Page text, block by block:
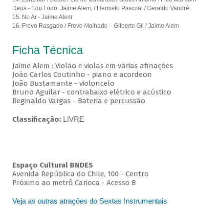
Deus - Edu Lodo, Jaime Alem, / Hermeto Pascoal / Geraldo Vandré
15. No Ar - Jaime Alem
16. Frevo Rasgado / Frevo Molhado – Gilberto Gil / Jaime Alem
Ficha Técnica
Jaime Alem : Violão e violas em várias afinações
João Carlos Coutinho - piano e acordeon
João Bustamante - violoncelo
Bruno Aguilar - contrabaixo elétrico e acústico
Reginaldo Vargas - Bateria e percussão
Classificação: LIVRE
Espaço Cultural BNDES
Avenida República do Chile, 100 - Centro
Próximo ao metrô Carioca - Acesso B
Veja as outras atrações do Sextas Instrumentais